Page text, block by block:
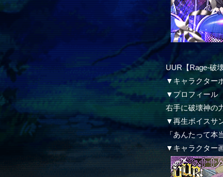
UUR【Rage-破
▼キャラクター
▼プロフィール
右手に破壊神の
▼再生ボイスサ
「あんたって
▼キャラクター